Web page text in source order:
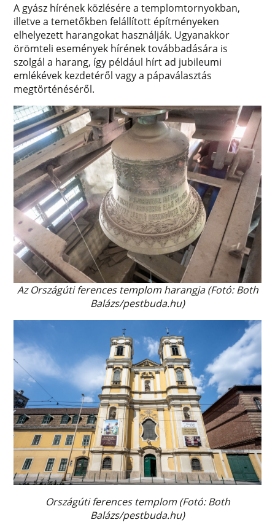
A gyász hírének közlésére a templomtornyokban,
illetve a temetőkben felállított építményeken
elhelyezett harangokat használják. Ugyanakkor
örömteli események hírének továbbadására is
szolgál a harang, így például hírt ad jubileumi
emlékévek kezdetéről vagy a pápaválasztás
megtörténéséről.
Az Országúti ferences templom harangja (Fotó: Both
Balázs/pestbuda.hu)
Országúti ferences templom (Fotó: Both
Balázs/pestbuda.hu)